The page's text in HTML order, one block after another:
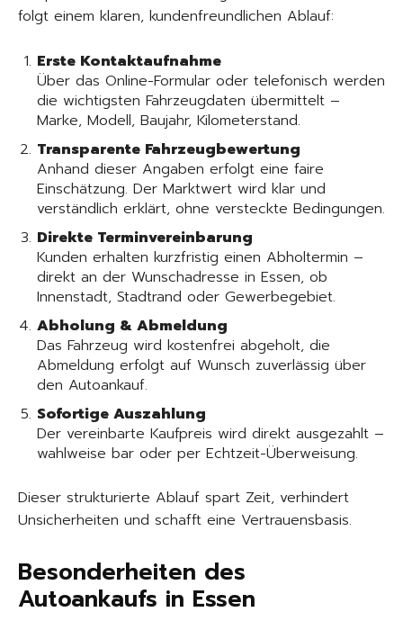
folgt einem klaren, kundenfreundlichen Ablauf:
Erste Kontaktaufnahme
Über das Online-Formular oder telefonisch werden
die wichtigsten Fahrzeugdaten übermittelt –
Marke, Modell, Baujahr, Kilometerstand.
Transparente Fahrzeugbewertung
Anhand dieser Angaben erfolgt eine faire
Einschätzung. Der Marktwert wird klar und
verständlich erklärt, ohne versteckte Bedingungen.
Direkte Terminvereinbarung
Kunden erhalten kurzfristig einen Abholtermin –
direkt an der Wunschadresse in Essen, ob
Innenstadt, Stadtrand oder Gewerbegebiet.
Abholung & Abmeldung
Das Fahrzeug wird kostenfrei abgeholt, die
Abmeldung erfolgt auf Wunsch zuverlässig über
den Autoankauf.
Sofortige Auszahlung
Der vereinbarte Kaufpreis wird direkt ausgezahlt –
wahlweise bar oder per Echtzeit-Überweisung.
Dieser strukturierte Ablauf spart Zeit, verhindert
Unsicherheiten und schafft eine Vertrauensbasis.
Besonderheiten des
Autoankaufs in Essen